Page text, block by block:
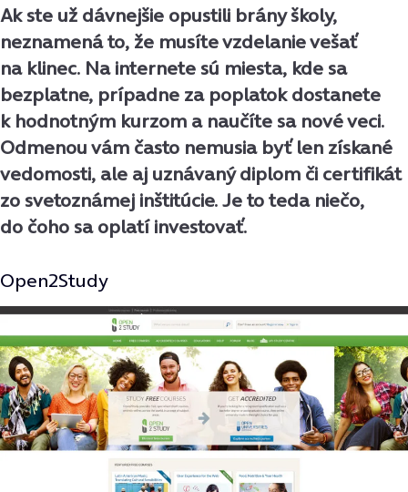
Ak ste už dávnejšie opustili brány školy,
neznamená to, že musíte vzdelanie vešať
na klinec. Na internete sú miesta, kde sa
bezplatne, prípadne za poplatok dostanete
k hodnotným kurzom a naučíte sa nové veci.
Odmenou vám často nemusia byť len získané
vedomosti, ale aj uznávaný diplom či certifikát
zo svetoznámej inštitúcie. Je to teda niečo,
do čoho sa oplatí investovať.
Open2Study